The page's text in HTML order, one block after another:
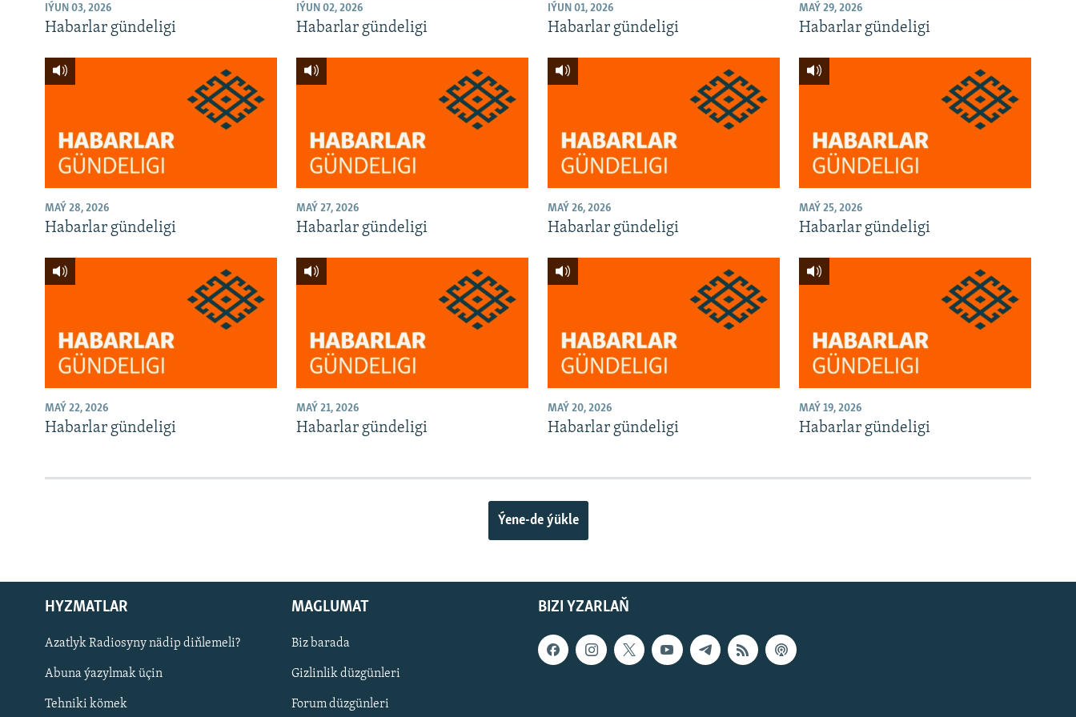
Русский
BIZI YZARLAŇ
IÝUN 03, 2026
Habarlar gündeligi
IÝUN 02, 2026
Habarlar gündeligi
IÝUN 01, 2026
Habarlar gündeligi
MAÝ 29, 2026
Habarlar gündeligi
MAÝ 28, 2026
Habarlar gündeligi
MAÝ 27, 2026
Habarlar gündeligi
MAÝ 26, 2026
Habarlar gündeligi
MAÝ 25, 2026
Habarlar gündeligi
MAÝ 22, 2026
Habarlar gündeligi
MAÝ 21, 2026
Habarlar gündeligi
MAÝ 20, 2026
Habarlar gündeligi
MAÝ 19, 2026
Habarlar gündeligi
Ýene-de ýükle
BIZI YZARLAŇ
HYZMATLAR
Azatlyk Radiosyny nädip diňlemeli?
Abuna ýazylmak üçin
Tehniki kömek
MAGLUMAT
Biz barada
Gizlinlik düzgünleri
Forum düzgünleri